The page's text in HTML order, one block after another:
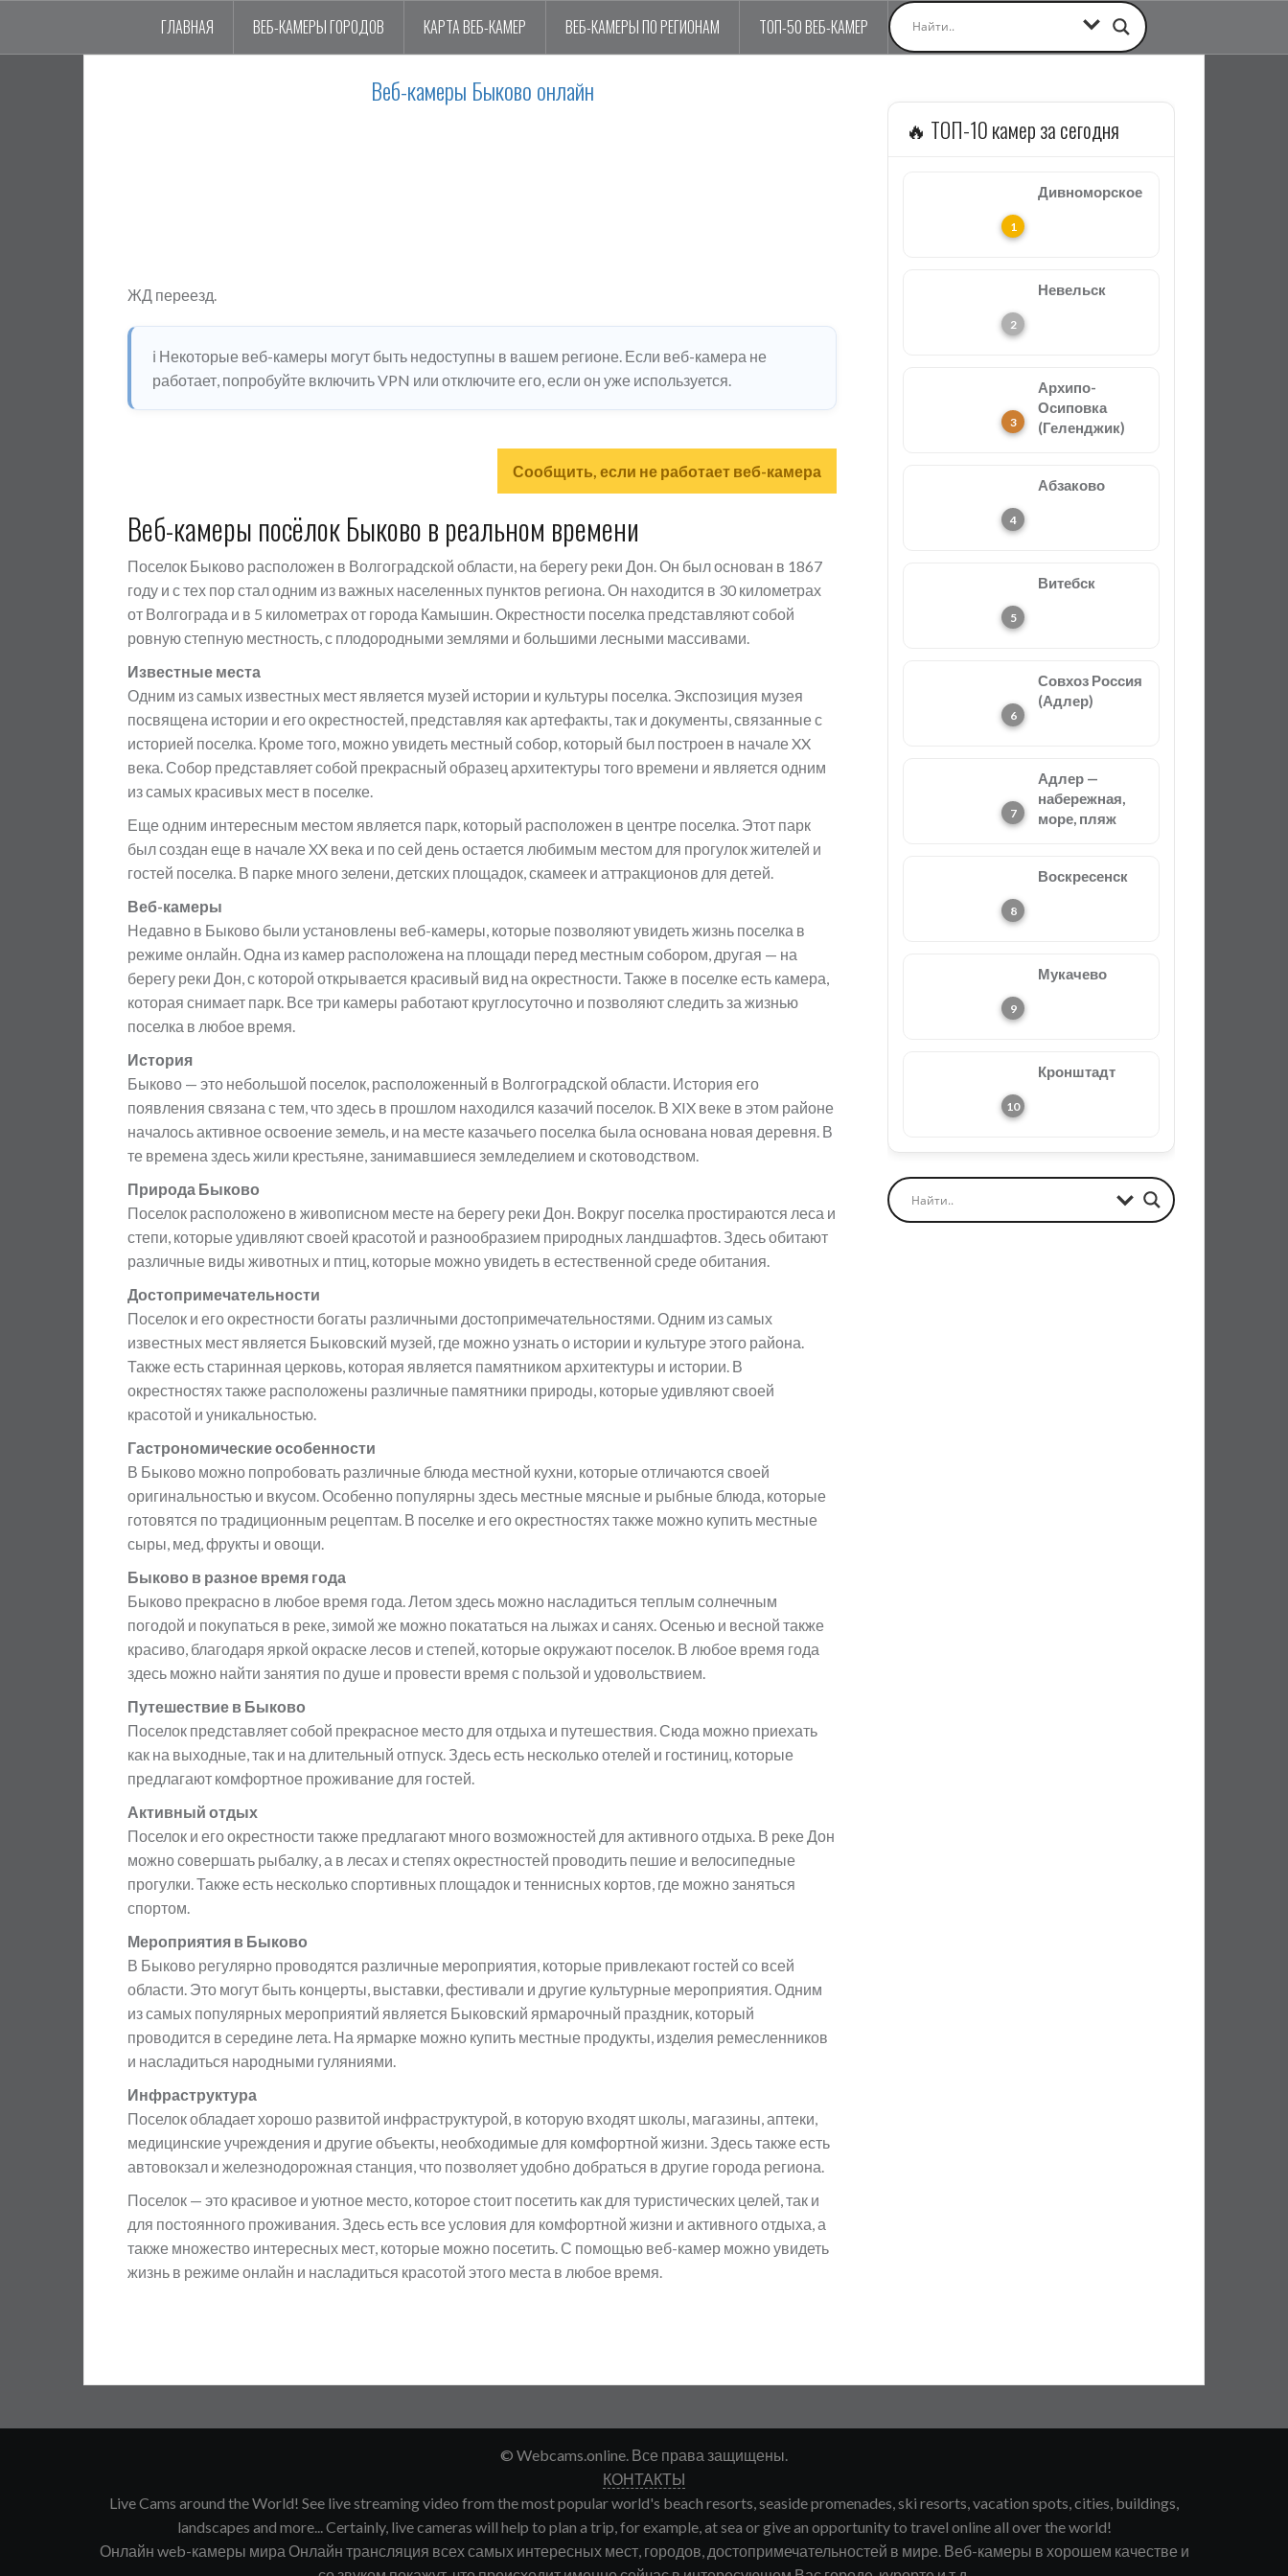
ГЛАВНАЯ ВЕБ-КАМЕРЫ ГОРОДОВ КАРТА ВЕБ-КАМЕР ВЕБ-КАМЕРЫ ПО РЕГИОНАМ ТОП-50 ВЕБ-КАМЕР
Веб-камеры Быково онлайн
ЖД переезд.
ℹ️ Некоторые веб-камеры могут быть недоступны в вашем регионе. Если веб-камера не
работает, попробуйте включить VPN или отключите его, если он уже используется.
Сообщить, если не работает веб-камера
Веб-камеры посёлок Быково в реальном времени
Поселок Быково расположен в Волгоградской области, на берегу реки Дон. Он был основан в 1867
году и с тех пор стал одним из важных населенных пунктов региона. Он находится в 30 километрах
от Волгограда и в 5 километрах от города Камышин. Окрестности поселка представляют собой
ровную степную местность, с плодородными землями и большими лесными массивами.
Известные места
Одним из самых известных мест является музей истории и культуры поселка. Экспозиция музея
посвящена истории и его окрестностей, представляя как артефакты, так и документы, связанные с
историей поселка. Кроме того, можно увидеть местный собор, который был построен в начале XX
века. Собор представляет собой прекрасный образец архитектуры того времени и является одним
из самых красивых мест в поселке.
Еще одним интересным местом является парк, который расположен в центре поселка. Этот парк
был создан еще в начале XX века и по сей день остается любимым местом для прогулок жителей и
гостей поселка. В парке много зелени, детских площадок, скамеек и аттракционов для детей.
Веб-камеры
Недавно в Быково были установлены веб-камеры, которые позволяют увидеть жизнь поселка в
режиме онлайн. Одна из камер расположена на площади перед местным собором, другая — на
берегу реки Дон, с которой открывается красивый вид на окрестности. Также в поселке есть камера,
которая снимает парк. Все три камеры работают круглосуточно и позволяют следить за жизнью
поселка в любое время.
История
Быково — это небольшой поселок, расположенный в Волгоградской области. История его
появления связана с тем, что здесь в прошлом находился казачий поселок. В XIX веке в этом районе
началось активное освоение земель, и на месте казачьего поселка была основана новая деревня. В
те времена здесь жили крестьяне, занимавшиеся земледелием и скотоводством.
Природа Быково
Поселок расположено в живописном месте на берегу реки Дон. Вокруг поселка простираются леса и
степи, которые удивляют своей красотой и разнообразием природных ландшафтов. Здесь обитают
различные виды животных и птиц, которые можно увидеть в естественной среде обитания.
Достопримечательности
Поселок и его окрестности богаты различными достопримечательностями. Одним из самых
известных мест является Быковский музей, где можно узнать о истории и культуре этого района.
Также есть старинная церковь, которая является памятником архитектуры и истории. В
окрестностях также расположены различные памятники природы, которые удивляют своей
красотой и уникальностью.
Гастрономические особенности
В Быково можно попробовать различные блюда местной кухни, которые отличаются своей
оригинальностью и вкусом. Особенно популярны здесь местные мясные и рыбные блюда, которые
готовятся по традиционным рецептам. В поселке и его окрестностях также можно купить местные
сыры, мед, фрукты и овощи.
Быково в разное время года
Быково прекрасно в любое время года. Летом здесь можно насладиться теплым солнечным
погодой и покупаться в реке, зимой же можно покататься на лыжах и санях. Осенью и весной также
красиво, благодаря яркой окраске лесов и степей, которые окружают поселок. В любое время года
здесь можно найти занятия по душе и провести время с пользой и удовольствием.
Путешествие в Быково
Поселок представляет собой прекрасное место для отдыха и путешествия. Сюда можно приехать
как на выходные, так и на длительный отпуск. Здесь есть несколько отелей и гостиниц, которые
предлагают комфортное проживание для гостей.
Активный отдых
Поселок и его окрестности также предлагают много возможностей для активного отдыха. В реке Дон
можно совершать рыбалку, а в лесах и степях окрестностей проводить пешие и велосипедные
прогулки. Также есть несколько спортивных площадок и теннисных кортов, где можно заняться
спортом.
Мероприятия в Быково
В Быково регулярно проводятся различные мероприятия, которые привлекают гостей со всей
области. Это могут быть концерты, выставки, фестивали и другие культурные мероприятия. Одним
из самых популярных мероприятий является Быковский ярмарочный праздник, который
проводится в середине лета. На ярмарке можно купить местные продукты, изделия ремесленников
и насладиться народными гуляниями.
Инфраструктура
Поселок обладает хорошо развитой инфраструктурой, в которую входят школы, магазины, аптеки,
медицинские учреждения и другие объекты, необходимые для комфортной жизни. Здесь также есть
автовокзал и железнодорожная станция, что позволяет удобно добраться в другие города региона.
Поселок — это красивое и уютное место, которое стоит посетить как для туристических целей, так и
для постоянного проживания. Здесь есть все условия для комфортной жизни и активного отдыха, а
также множество интересных мест, которые можно посетить. С помощью веб-камер можно увидеть
жизнь в режиме онлайн и насладиться красотой этого места в любое время.
🔥 ТОП-10 камер за сегодня
Дивноморское
Невельск
Архипо-
Осиповка
(Геленджик)
Абзаково
Витебск
Совхоз Россия
(Адлер)
Адлер —
набережная,
море, пляж
Воскресенск
Мукачево
Кронштадт
© Webcams.online. Все права защищены.
КОНТАКТЫ
Live Cams around the World! See live streaming video from the most popular world's beach resorts, seaside promenades, ski resorts, vacation spots, cities, buildings,
landscapes and more... Certainly, live cameras will help to plan a trip, for example, at sea or give an opportunity to travel online all over the world!
Онлайн web-камеры мира Онлайн трансляция всех самых интересных мест, городов, достопримечательностей в мире. Веб-камеры в хорошем качестве и